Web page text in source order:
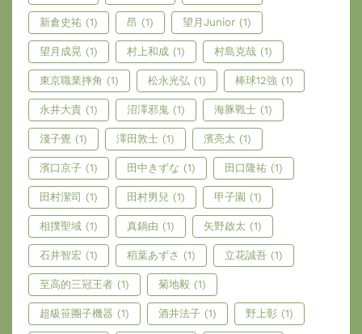
新倉史祐 (1) 昂 (1) 望月Junior (1)
望月成晃 (1) 村上和成 (1) 村島克哉 (1)
東京職業摔角 (1) 松永光弘 (1) 棒球12強 (1)
永井大貴 (1) 沼澤邪鬼 (1) 海豚戰士 (1)
淺子覺 (1) 澤田敦士 (1) 濱亮太 (1)
濱口京子 (1) 田中きずな (1) 田口隆祐 (1)
田村潔司 (1) 田村男兒 (1) 甲子園 (1)
相撲聖域 (1) 真鍋由 (1) 矢野啟太 (1)
石井智宏 (1) 稻葉あずさ (1) 立花誠吾 (1)
至高的三冠王者 (1) 菊地毅 (1)
超級笹團子機器 (1) 酒井法子 (1) 野上彰 (1)